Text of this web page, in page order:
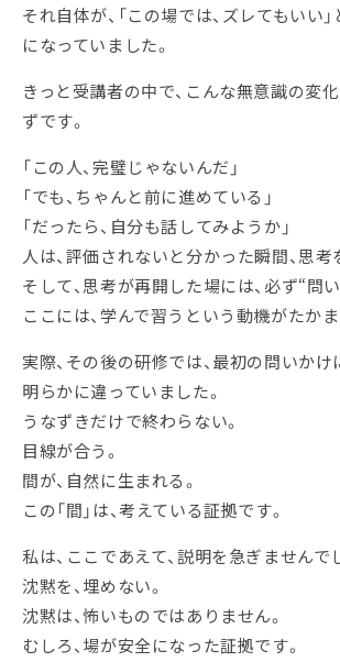
それ自体が、「この場では、ズレてもいい
になっていました。
きっと受講者の中で、こんな無意識の変
ずです。
「この人、完璧じゃないんだ」
「でも、ちゃんと前に進めている」
「だったら、自分も話してみようか」
人は、評価されないと分かった瞬間、思考
そして、思考が再開した場には、必ず“問
ここには、学んで習うという動機がたかま
実際、その後の研修では、最初の問いかけ
明らかに違っていました。
うなずきだけで終わらない。
目線が合う。
間が、自然に生まれる。
この「間」は、考えている証拠です。
私は、ここであえて、説明を急ぎませんで
沈黙を、埋めない。
沈黙は、怖いものではありません。
むしろ、場が安全になった証拠です。